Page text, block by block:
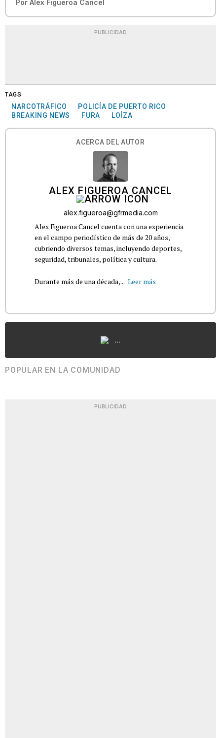
Por Alex Figueroa Cancel
PUBLICIDAD
TAGS
NARCOTRÁFICO
POLICÍA DE PUERTO RICO
BREAKING NEWS
FURA LOÍZA
ACERCA DEL AUTOR
ALEX FIGUEROA CANCEL
alex.figueroa@gfrmedia.com
Alex Figueroa Cancel cuenta con una experiencia
en el campo periodístico de más de 20 años,
cubriendo diversos temas, incluyendo deportes,
seguridad, tribunales, política y cultura.
Durante más de una década,... Leer más
...
POPULAR EN LA COMUNIDAD
PUBLICIDAD